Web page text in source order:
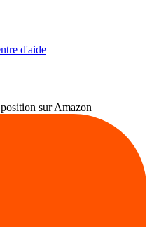
d'aide
sur Amazon